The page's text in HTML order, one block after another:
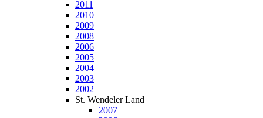
2011
2010
2009
2008
2006
2005
2004
2003
2002
St. Wendeler Land
2007